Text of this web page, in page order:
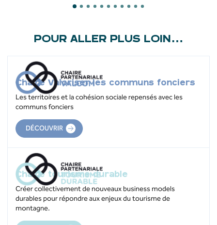
POUR ALLER PLUS LOIN…
Chaire Valoriser les communs fonciers
Les territoires et la cohésion sociale repensés avec les
communs fonciers
DÉCOUVRIR
Chaire tourisme durable
Créer collectivement de nouveaux business models
durables pour répondre aux enjeux du tourisme de
montagne.